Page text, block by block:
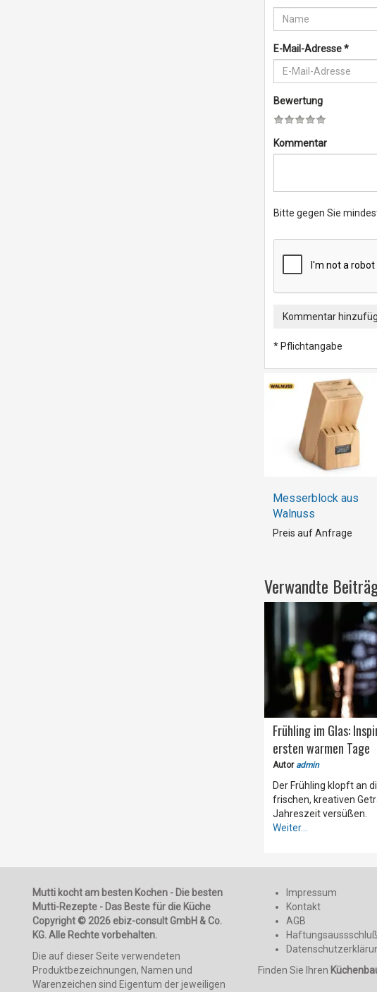
E-Mail-Adresse*
Bewertung
Kommentar
Bitte gegen Sie
Kommentar
* Pflichtangabe
Messerblock aus
Walnuss
Preis auf Anfrage
Verwandte
Frühling im Glas:
ersten warmen Tage
Autor admin
Der Frühling klopft an
frischen, kreativen
Jahreszeit versüßen.
Weiter...
Mutti kocht am besten Kochen - Die besten
Mutti-Rezepte - Das Beste für die Küche
Copyright © 2026 ebiz-consult GmbH & Co.
KG. Alle Rechte vorbehalten.
Die auf dieser Seite verwendeten
Produktbezeichnungen, Namen und
Warenzeichen sind Eigentum der jeweiligen
Impressum
Kontakt
AGB
Haftungsaussschluß
Finden Sie Ihren